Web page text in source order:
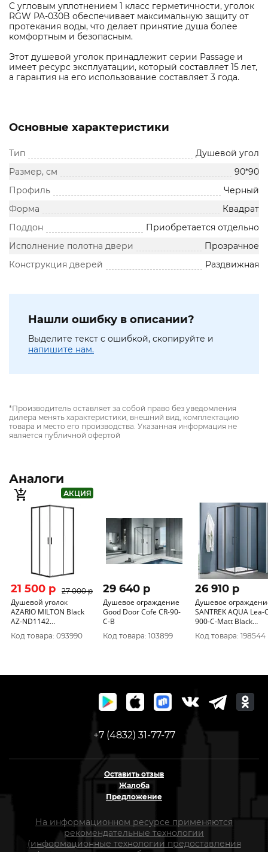
C угловым уплотнением 1 класс герметичности, уголок
RGW PA-030B обеспечивает максимальную защиту от
протекания воды, что делает принятие душа более
комфортным и безопасным.
Этот душевой уголок принадлежит серии Passage и
имеет ресурс эксплуатации, который составляет 15 лет,
а гарантия на его использование составляет 3 года.
Основные характеристики
Тип
Душевой угол
Размер, см
90*90
Профиль
Черный
Форма
Квадрат
Поддон
Приобретается отдельно
Исполнение полотна двери
Прозрачное
Конструкция дверей
Раздвижная
Нашли ошибку в описании?
Выделите текст с ошибкой, скопируйте и
напишите нам.
*Производитель оставляет за собой право без уведомления
дилера менять характеристики, внешний вид, комплектацию
товара и место его производства. Указанная информация не
является публичной офертой
Аналоги
АКЦИЯ
21 500 p 27 000 p
Душевой уголок
AZARIO MILTON Black
AZ-ND1142
900*900*2000
Код товара: 093990
29 640 p
Душевое ограждение
Good Door Cofe CR-90-
C-B
Код товара: 103899
26 910 p
Душевое
SANTREK AQUA Lea-
900-C-Matt Black
900*900*1850 Г-обр.
стекло Прозр 5мм,
Код товара: 198544
+7 (4832) 31-77-77
Оставить отзыв
Жалоба
Предложение
На информационном ресурсе применяются
рекомендательные технологии
(информационные технологии предоставления